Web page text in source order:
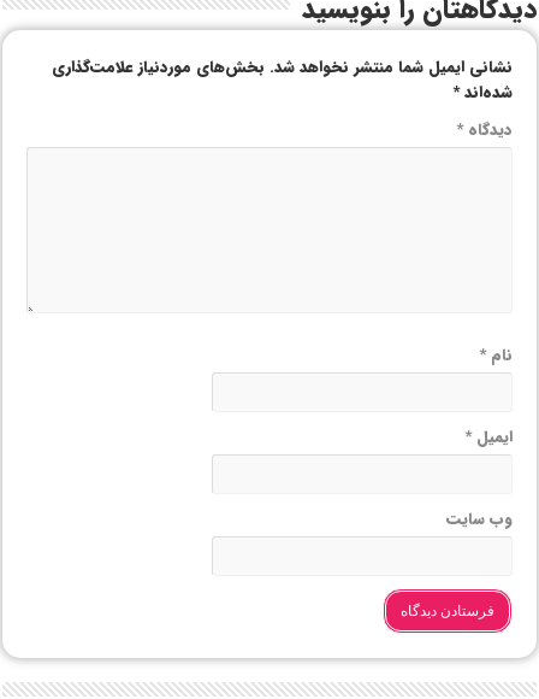
دیدگاهتان را بنویسید
نشانی ایمیل شما منتشر نخواهد شد. بخش‌های موردنیاز علامت‌گذاری
شده‌اند*
دیدگاه*
نام*
ایمیل*
وب‌ سایت